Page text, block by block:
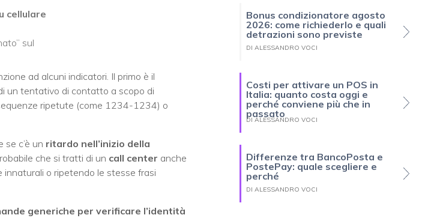
cellulare
sul
ad alcuni indicatori. Il primo è il
un tentativo di contatto a scopo di
ripetute (come 1234-1234) o
c’è un ritardo nell’inizio della
che si tratti di un call center anche
innaturali o ripetendo le stesse frasi
generiche per verificare l’identità
Bonus condizionatore agosto
2026: come richiederlo e quali
detrazioni sono previste
DI ALESSANDRO VOCI
Costi per attivare un POS in
Italia: quanto costa oggi e
perché conviene più che in
passato
DI ALESSANDRO VOCI
Differenze tra BancoPosta e
PostePay: quale scegliere e
perché
DI ALESSANDRO VOCI